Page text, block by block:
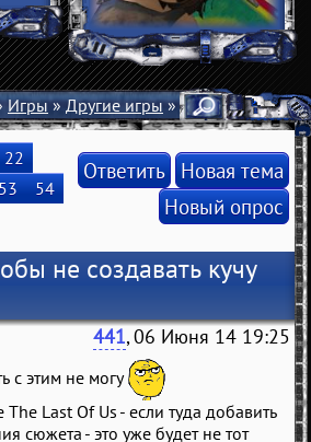
Игры»Другие игры» ИГОРЫ
22
54
Ответить Новая тема
Новый опрос
не создавать кучу
441, 06 Июня 14 19:25
с этим не могу
The Last Of Us - если туда добавить
сюжета - это уже будет не тот